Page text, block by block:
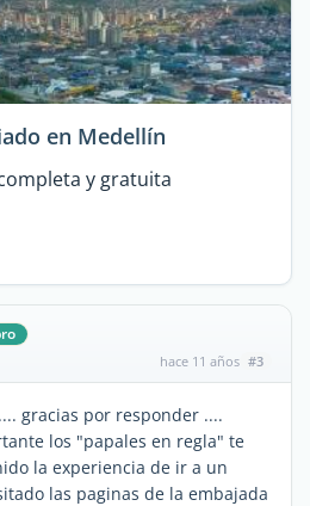
en Medellín
y gratuita
hace 11 años #3
gracias por responder ....
los "papales en regla" te
la experiencia de ir a un
las paginas de la embajada